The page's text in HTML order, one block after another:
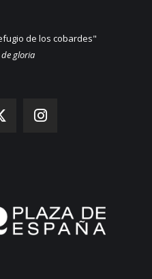
de los cobardes"
gloria